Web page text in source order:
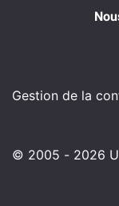
Gestion de la
© 2005 - 2026